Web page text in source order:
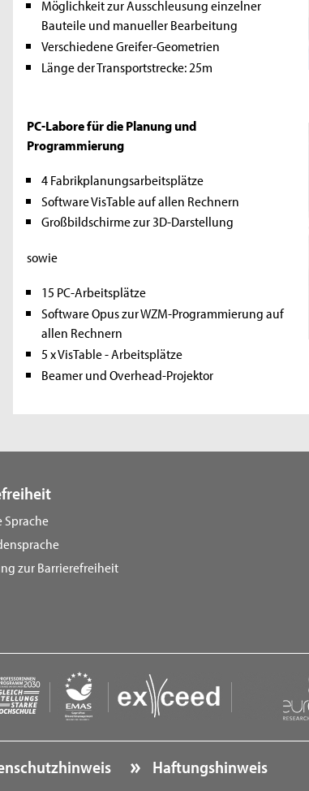
Möglichkeit zur Ausschleusung einzelner
Bauteile und manueller Bearbeitung
Verschiedene Greifer-Geometrien
Länge der Transportstrecke: 25m
PC-Labore für die Planung und
Programmierung
4 Fabrikplanungsarbeitsplätze
Software VisTable auf allen Rechnern
Großbildschirme zur 3D-Darstellung
sowie
15 PC-Arbeitsplätze
Software Opus zur WZM-Programmierung auf
allen Rechnern
5 x VisTable - Arbeitsplätze
Beamer und Overhead-Projektor
Sprache
zur Barrierefreiheit
Haftungshinweis